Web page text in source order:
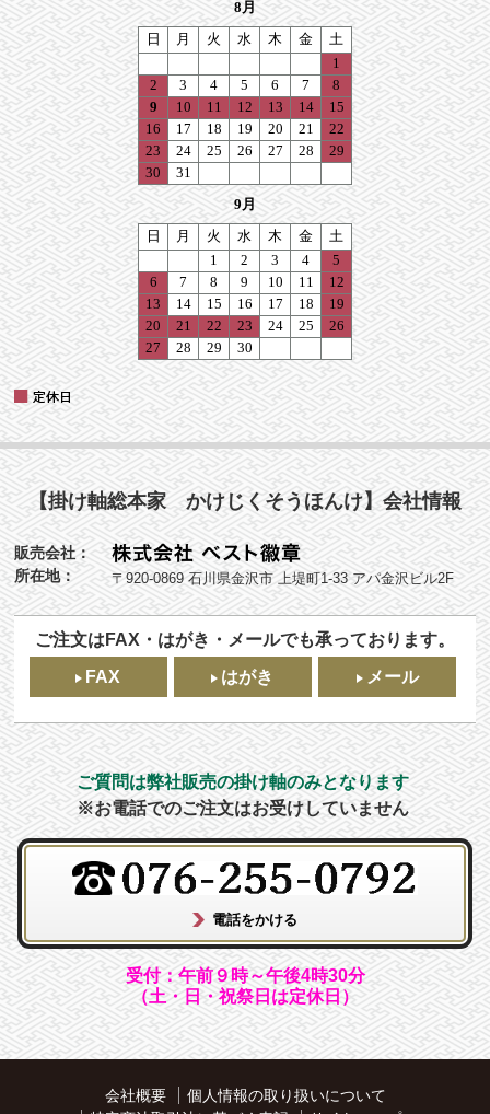
【掛け軸総本家 かけじくそうほんけ】会社情報
販売会社：
所在地：
〒920-0869 石川県金沢市 上堤町1-33 アパ金沢ビル2F
ご注文はFAX・はがき・メールでも承っております。
FAX
はがき メール
ご質問は弊社販売の掛け軸のみとなります
※お電話でのご注文はお受けしていません
受付：午前９時～午後4時30分
（土・日・祝祭日は定休日）
会社概要
個人情報の取り扱いについて